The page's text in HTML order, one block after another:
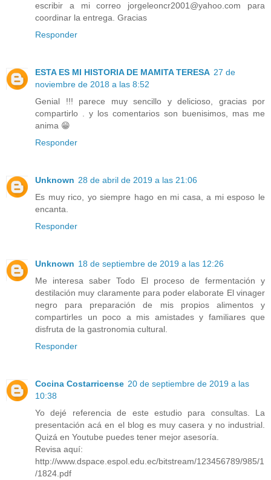
escribir a mi correo jorgeleoncr2001@yahoo.com para
coordinar la entrega. Gracias
Responder
ESTA ES MI HISTORIA DE MAMITA TERESA 27 de
noviembre de 2018 a las 8:52
Genial !!! parece muy sencillo y delicioso, gracias por
compartirlo . y los comentarios son buenisimos, mas me
anima 😁
Responder
Unknown 28 de abril de 2019 a las 21:06
Es muy rico, yo siempre hago en mi casa, a mi esposo le
encanta.
Responder
Unknown 18 de septiembre de 2019 a las 12:26
Me interesa saber Todo El proceso de fermentación y
destilación muy claramente para poder elaborate El vinager
negro para preparación de mis propios alimentos y
compartirles un poco a mis amistades y familiares que
disfruta de la gastronomia cultural.
Responder
Cocina Costarricense 20 de septiembre de 2019 a las
10:38
Yo dejé referencia de este estudio para consultas. La
presentación acá en el blog es muy casera y no industrial.
Quizá en Youtube puedes tener mejor asesoría.
Revisa aquí:
http://www.dspace.espol.edu.ec/bitstream/123456789/985/1
/1824.pdf